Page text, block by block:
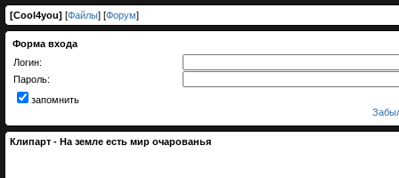
[Cool4you] [Файлы] [Форум]
Форма входа
Логин:
Пароль:
запомнить
Клипарт - На земле есть мир очарованья